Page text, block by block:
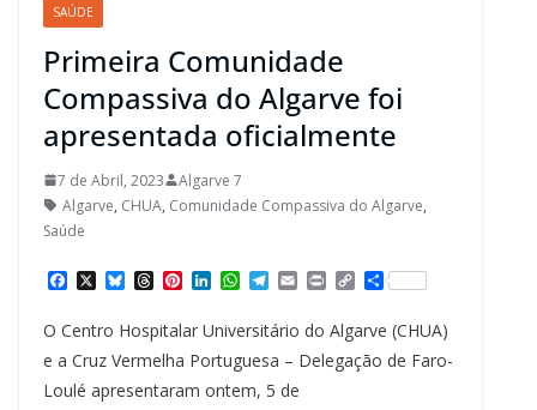
SAÚDE
Primeira Comunidade
Compassiva do Algarve foi
apresentada oficialmente
7 de Abril, 2023
Algarve 7
Algarve, CHUA, Comunidade Compassiva do Algarve,
Saúde
a
c
e
b
o
o
X B
u
e
s
k
y
T
h
r
e
a
d
s
P
t
e
r
e
L
n
k
e
d
I
W
h
t
s
A
p
T
e
e
g
r
a
E
m
i
l
P
n
t
C
o
y
L
i
S
h
r
e
O Centro Hospitalar Universitário do Algarve (CHUA)
e a Cruz Vermelha Portuguesa – Delegação de Faro-
Loulé apresentaram ontem, 5 de